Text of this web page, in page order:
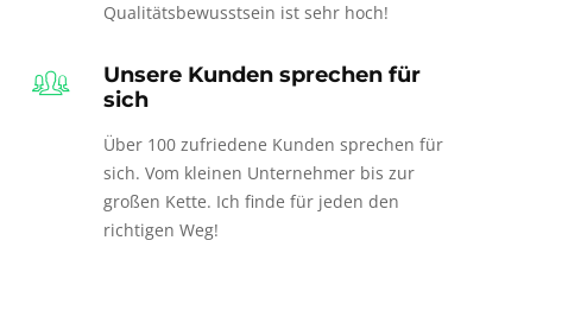
Qualitätsbewusstsein ist sehr hoch!
Unsere Kunden sprechen für
sich
Über 100 zufriedene Kunden sprechen für
sich. Vom kleinen Unternehmer bis zur
großen Kette. Ich finde für jeden den
richtigen Weg!